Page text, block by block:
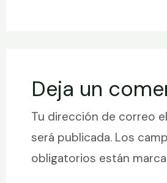
Deja un
Tu dirección de correo
será publicada. Los
obligatorios están